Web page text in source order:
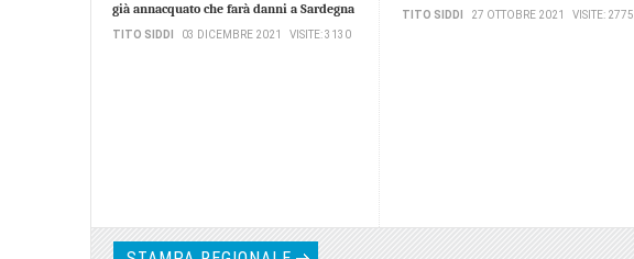
già annacquato che farà danni a Sardegna
TITO SIDDI 03 DICEMBRE 2021 VISITE: 3130
TITO SIDDI 27 OTTOBRE 2021 VISITE: 2775